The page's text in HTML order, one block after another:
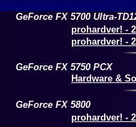
GeForce FX 5700 Ultra-
prohardver! -
prohardver! -
GeForce FX 5750 PCX
Hardware &
GeForce FX 5800
prohardver! -